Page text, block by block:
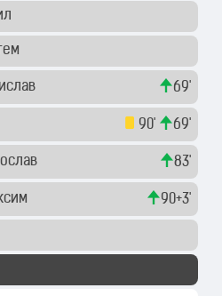
69'
90' 69'
83'
90+3'